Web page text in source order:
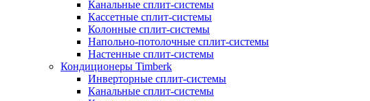
Канальные сплит-системы
Кассетные сплит-системы
Колонные сплит-системы
Напольно-потолочные сплит-системы
Настенные сплит-системы
Кондиционеры Timberk
Инверторные сплит-системы
Канальные сплит-системы